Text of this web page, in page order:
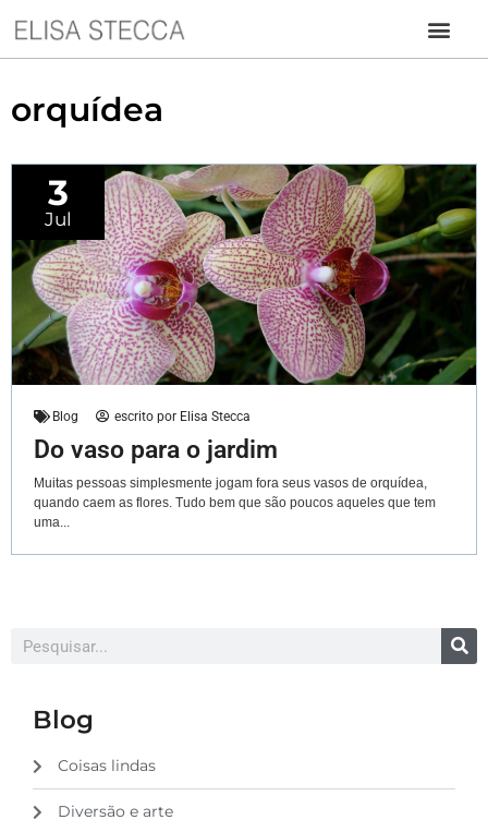
orquídea
Blog escrito por Elisa Stecca
Do vaso para o jardim
Muitas pessoas simplesmente jogam fora seus vasos de orquídea,
quando caem as flores. Tudo bem que são poucos aqueles que tem
uma...
3
Jul
Blog
Coisas lindas
Diversão e arte